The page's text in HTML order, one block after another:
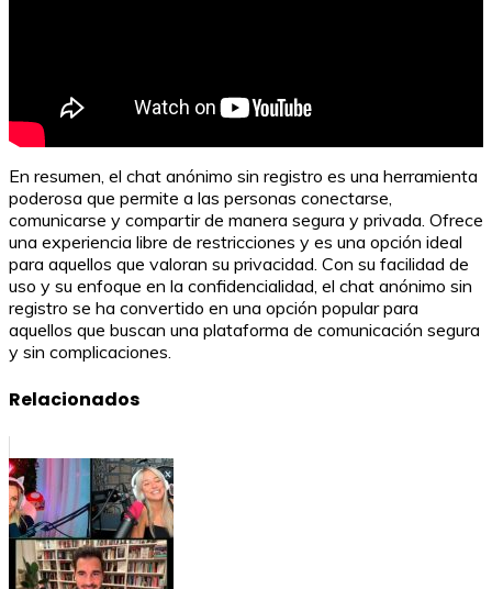
En resumen, el chat anónimo sin registro es una herramienta
poderosa que permite a las personas conectarse,
comunicarse y compartir de manera segura y privada. Ofrece
una experiencia libre de restricciones y es una opción ideal
para aquellos que valoran su privacidad. Con su facilidad de
uso y su enfoque en la confidencialidad, el chat anónimo sin
registro se ha convertido en una opción popular para
aquellos que buscan una plataforma de comunicación segura
y sin complicaciones.
Relacionados